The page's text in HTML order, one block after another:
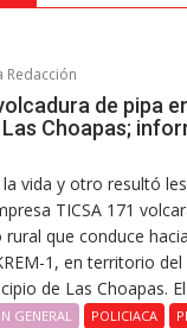
Redacción
de pipa
Choapas;
vida y otro resultó
TICSA 171
que conduce
1, en territorio
de Las Choapas.
GENERAL POLICIACA